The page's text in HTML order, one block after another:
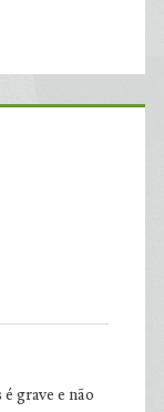
grave e não